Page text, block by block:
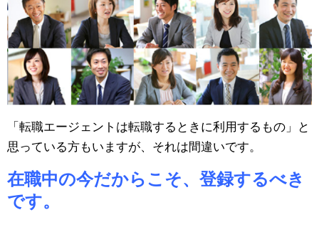
「転職エージェントは転職するときに利用するもの」と
思っている方もいますが、それは間違いです。
在職中の今だからこそ、登録するべき
です。